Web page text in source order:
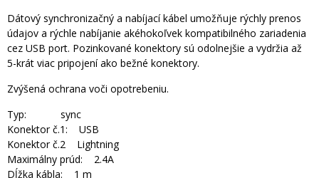
Dátový synchronizačný a nabíjací kábel umožňuje rýchly prenos
údajov a rýchle nabíjanie akéhokoľvek kompatibilného zariadenia
cez USB port. Pozinkované konektory sú odolnejšie a vydržia až
5-krát viac pripojení ako bežné konektory.
Zvýšená ochrana voči opotrebeniu.
Typ: sync
Konektor č.1: USB
Konektor č.2 Lightning
Maximálny prúd: 2.4A
Dĺžka kábla: 1 m